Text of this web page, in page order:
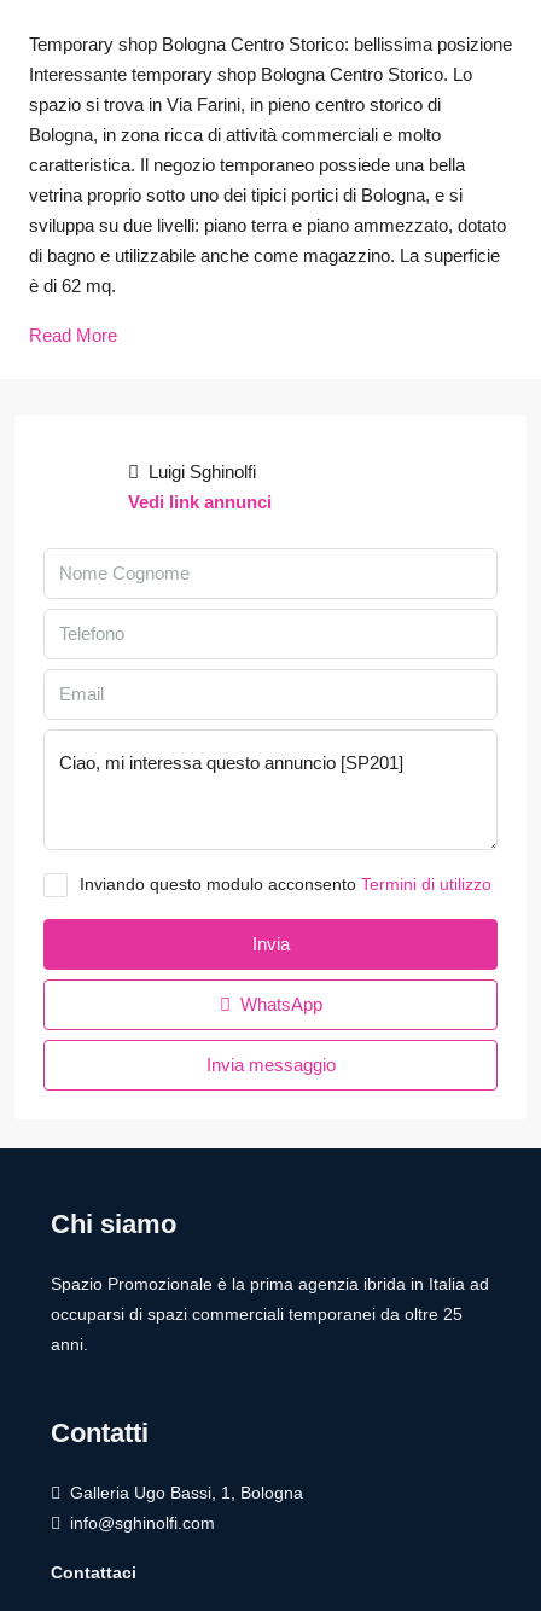
Temporary shop Bologna Centro Storico: bellissima posizione
Interessante temporary shop Bologna Centro Storico. Lo
spazio si trova in Via Farini, in pieno centro storico di
Bologna, in zona ricca di attività commerciali e molto
caratteristica. Il negozio temporaneo possiede una bella
vetrina proprio sotto uno dei tipici portici di Bologna, e si
sviluppa su due livelli: piano terra e piano ammezzato, dotato
di bagno e utilizzabile anche come magazzino. La superficie
è di 62 mq.
Read More
Luigi Sghinolfi
Vedi link annunci
Inviando questo modulo acconsento Termini di utilizzo
Invia
WhatsApp
Invia messaggio
Chi siamo
Spazio Promozionale è la prima agenzia ibrida in Italia ad
occuparsi di spazi commerciali temporanei da oltre 25
anni.
Contatti
Galleria Ugo Bassi, 1, Bologna
info@sghinolfi.com
Contattaci